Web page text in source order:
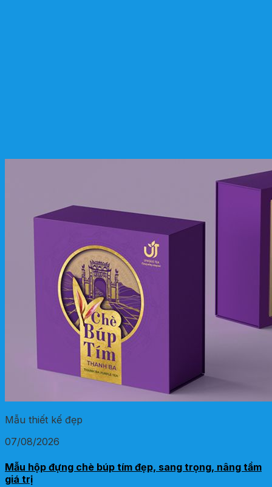
Mẫu thiết kế đẹp
07/08/2026
Mẫu hộp đựng chè búp tím đẹp, sang trọng, nâng tầm
giá trị